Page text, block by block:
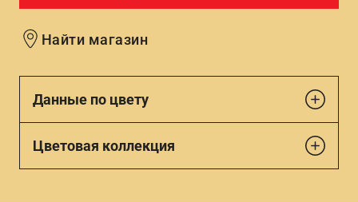
Найти магазин
Данные по цвету
Цветовая коллекция